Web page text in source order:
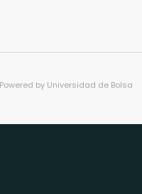
by Universidad de Bolsa